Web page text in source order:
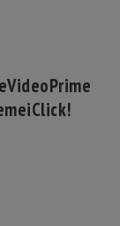
VideoPrime
Click!